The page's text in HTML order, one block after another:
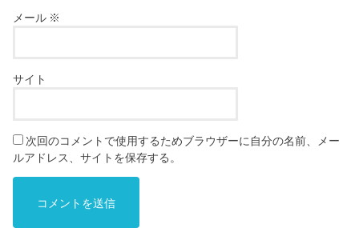
メール ※
サイト
次回のコメントで使用するためブラウザーに自分の名前、メー
ルアドレス、サイトを保存する。